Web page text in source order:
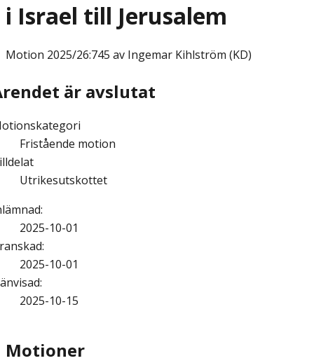
i Israel till Jerusalem
Motion 2025/26:745 av Ingemar Kihlström (KD)
är avslutat
Fristående motion
Utrikesutskottet
:
2025-10-01
:
2025-10-01
:
2025-10-15
Motioner